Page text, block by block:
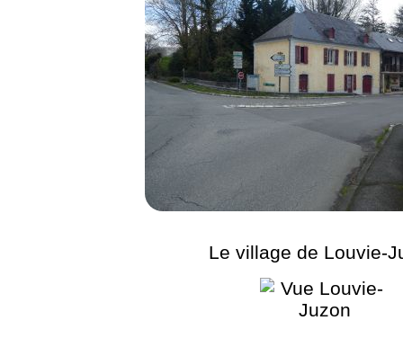
Le village de Louvie-